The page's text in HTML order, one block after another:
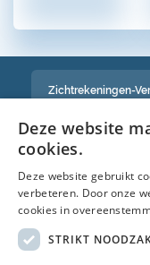
Zichtrekeningen-
Een volledig
Deze website
cookies.
Deze website gebruikt
verbeteren. Door onze
cookies in
STRIKT